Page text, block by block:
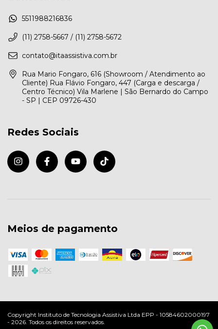
5511988216836
(11) 2758-5667 / (11) 2758-5672
contato@itaassistiva.com.br
Rua Mario Fongaro, 616 (Showroom / Atendimento ao
Cliente) Rua Flávio Fongaro, 447 (Carga e descarga /
Centro Técnico) Vila Marlene | São Bernardo do Campo
- SP | CEP 09726-430
Redes Sociais
Meios de pagamento
Copyright Instituto de Tecnologia Assistiva Ltda EPP - 10584602000197
- 2026. Todos os direitos reservados.